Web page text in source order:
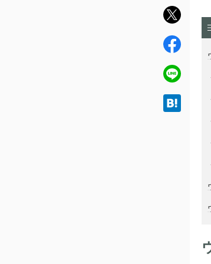
twit
ter
fac
ebo
ok
line
hat
ena